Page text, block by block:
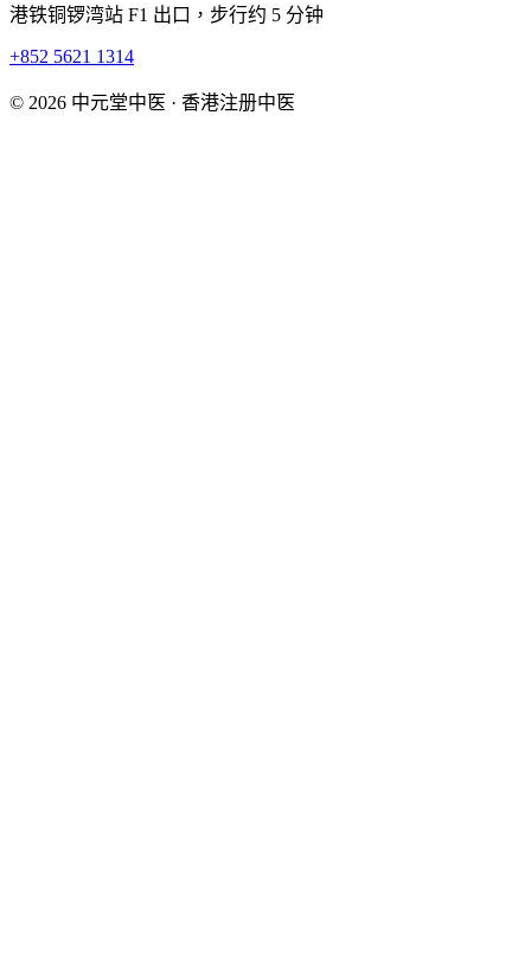
港铁铜锣湾站 F1 出口，步行约 5 分钟
+852 5621 1314
© 2026 中元堂中医 · 香港注册中医